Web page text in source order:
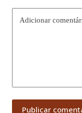
Adicionar
Publicar